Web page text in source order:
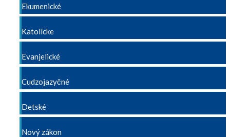
Ekumenické
Katolícke
Evanjelické
Cudzojazyčné
Detské
Nový zákon